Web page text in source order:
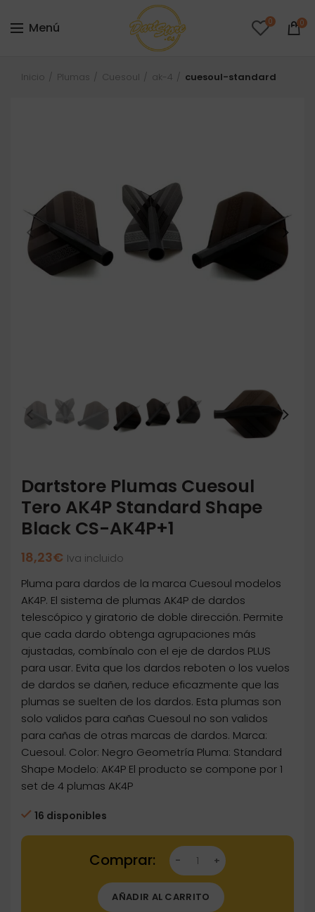
Menú 0 0
Inicio Plumas Cuesoul ak-4 cuesoul-standard
Dartstore Plumas Cuesoul
Tero AK4P Standard Shape
Black CS-AK4P+1
18,23€ Iva incluido
Pluma para dardos de la marca Cuesoul modelos
AK4P. El sistema de plumas AK4P de dardos
telescópico y giratorio de doble dirección. Permite
que cada dardo obtenga agrupaciones más
ajustadas, combínalo con el eje de dardos PLUS
para usar. Evita que los dardos reboten o los vuelos
de dardos se dañen, reduce eficazmente que las
plumas se suelten de los dardos. Esta plumas son
solo validos para cañas Cuesoul no son validos
para cañas de otras marcas de dardos. Marca:
Cuesoul. Color: Negro Geometría Pluma: Standard
Shape Modelo: AK4P El producto se compone por 1
set de 4 plumas AK4P
16 disponibles
Dartstore Plumas Cuesoul Tero AK4P
AÑADIR AL CARRITO